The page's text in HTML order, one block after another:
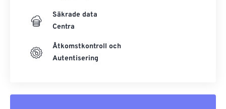
Säkrade data
Centra
Åtkomstkontroll och
Autentisering